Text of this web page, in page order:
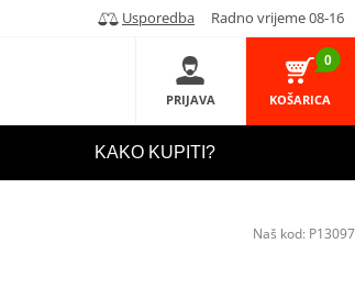
Usporedba Radno vrijeme 08-16
PRIJAVA
0
KOŠARICA
KAKO KUPITI?
Naš kod: P13097